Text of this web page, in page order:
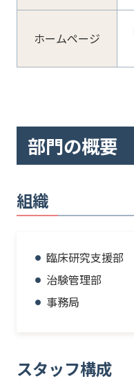
ホームページ
部門の概要
組織
臨床研究支援部
治験管理部
事務局
スタッフ構成